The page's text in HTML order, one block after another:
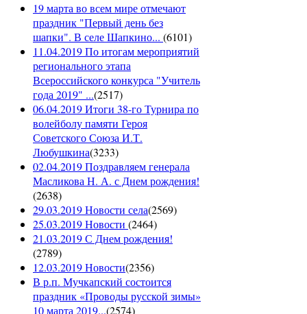
19 марта во всем мире отмечают
праздник "Первый день без
шапки". В селе Шапкино... (6101)
11.04.2019 По итогам мероприятий
регионального этапа
Всероссийского конкурса "Учитель
года 2019" ...(2517)
06.04.2019 Итоги 38-го Турнира по
волейболу памяти Героя
Советского Союза И.Т.
Любушкина(3233)
02.04.2019 Поздравляем генерала
Масликова Н. А. с Днем рождения!
(2638)
29.03.2019 Новости села(2569)
25.03.2019 Новости (2464)
21.03.2019 С Днем рождения!
(2789)
12.03.2019 Новости(2356)
В р.п. Мучкапский состоится
праздник «Проводы русской зимы»
10 марта 2019...(2574)